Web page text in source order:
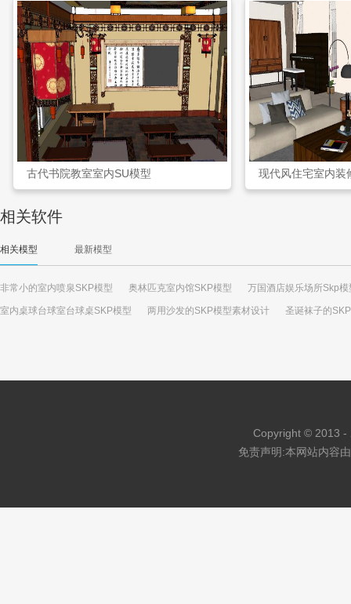
古代书院教室室内SU模型 现代风住宅室内装
相关软件
相关模型 最新模型
非常小的室内喷泉SKP模型 奥林匹克室内馆SKP模型 万国酒店娱乐场所Skp模
室内桌球台球室台球桌SKP模型 两用沙发的SKP模型素材设计 圣诞袜子的
Copyright © 2013 -
免责声明:本网站内容